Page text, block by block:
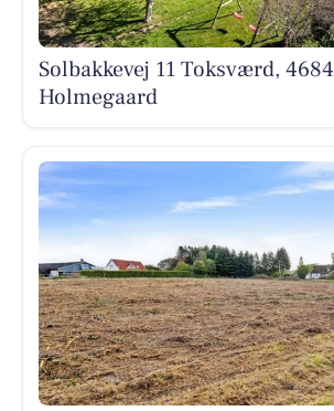
Solbakkevej 11 Toksværd, 4684
Holmegaard